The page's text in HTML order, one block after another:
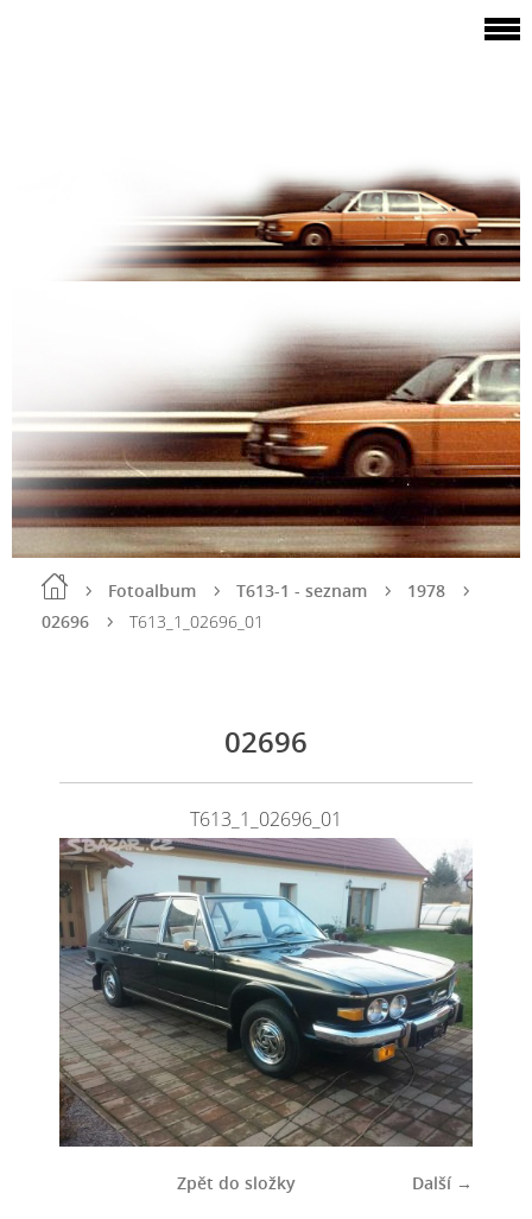
Fotoalbum T613-1 - seznam
1978
02696
T613_1_02696_01
02696
T613_1_02696_01
Další →
Zpět do složky